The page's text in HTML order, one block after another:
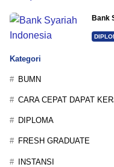
Bank
Kategori
BUMN
CARA CEPAT DAPAT
DIPLOMA
FRESH GRADUATE
INSTANSI